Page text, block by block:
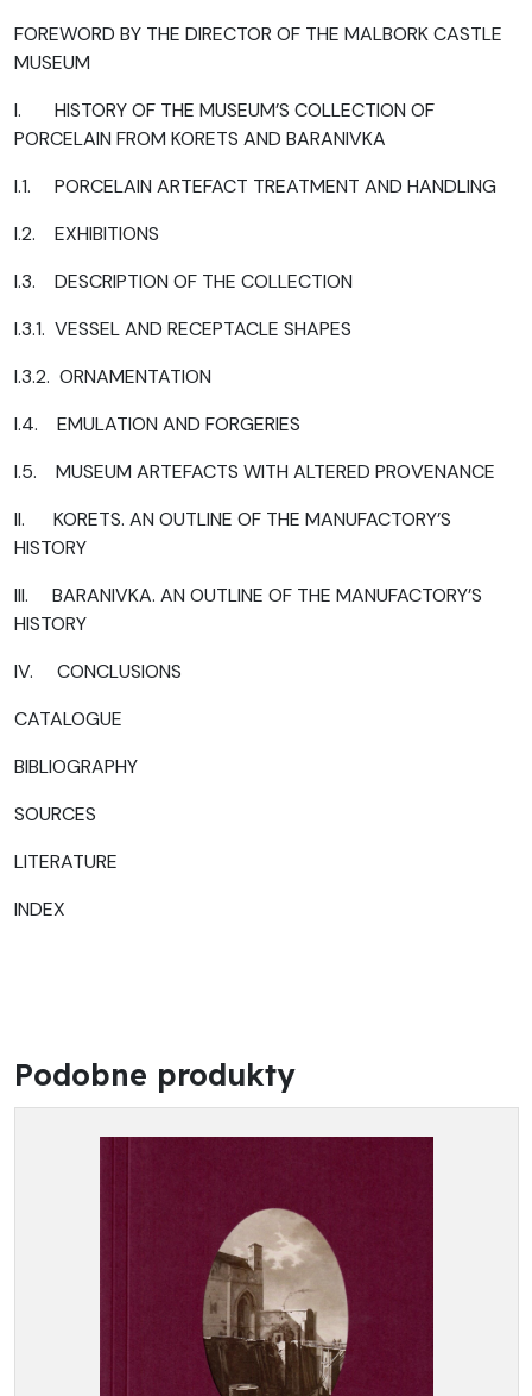
FOREWORD BY THE DIRECTOR OF THE MALBORK CASTLE
MUSEUM
I. HISTORY OF THE MUSEUM’S COLLECTION OF
PORCELAIN FROM KORETS AND BARANIVKA
I.1. PORCELAIN ARTEFACT TREATMENT AND HANDLING
I.2. EXHIBITIONS
I.3. DESCRIPTION OF THE COLLECTION
I.3.1. VESSEL AND RECEPTACLE SHAPES
I.3.2. ORNAMENTATION
I.4. EMULATION AND FORGERIES
I.5. MUSEUM ARTEFACTS WITH ALTERED PROVENANCE
II. KORETS. AN OUTLINE OF THE MANUFACTORY’S
HISTORY
III. BARANIVKA. AN OUTLINE OF THE MANUFACTORY’S
HISTORY
IV. CONCLUSIONS
CATALOGUE
BIBLIOGRAPHY
SOURCES
LITERATURE
INDEX
Podobne produkty